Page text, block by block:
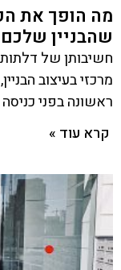
מה הופך את
שהבניין
חשיבותן של דלתות
מרכזי בעיצוב
ראשונה בפני
קרא עוד »